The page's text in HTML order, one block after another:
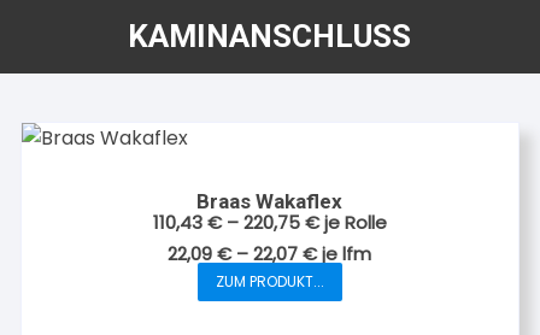
KAMINANSCHLUSS
Braas Wakaflex
110,43€–220,75€je Rolle
22,09€–22,07€jelfm
ZUM PRODUKT...
Dieses